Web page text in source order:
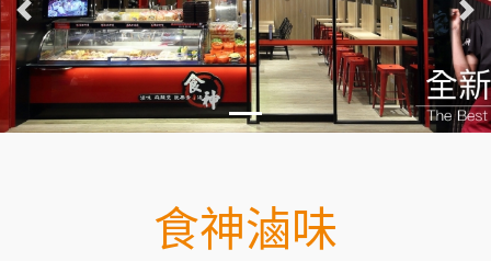
食神滷味